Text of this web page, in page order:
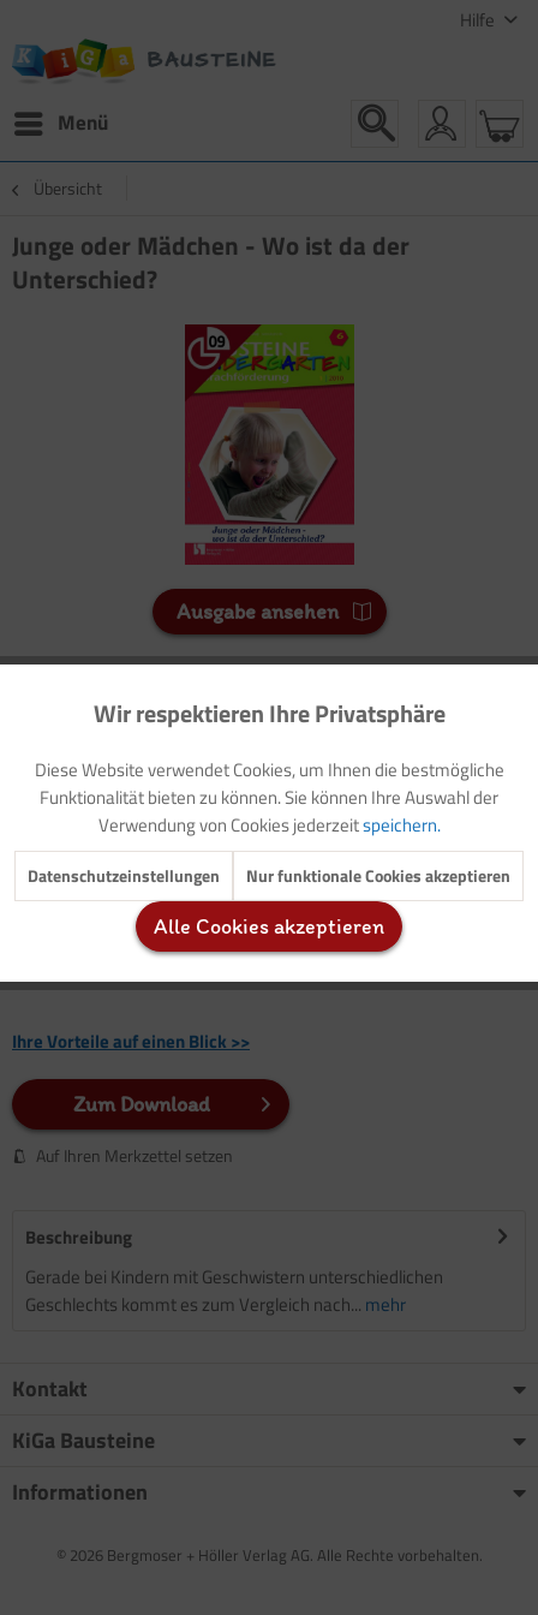
Hilfe
Menü
Übersicht
Junge oder Mädchen - Wo ist da der
Unterschied?
Ausgabe ansehen
Für Sie als Mitglied entspricht dies 1,50 Euro.
Seitenanzahl
Vorwort: Thematische Einführung
Vorlage: Elternbrief
Geschichte (Teil 1 und Teil 2): Eine Mut-Mach-Geschichte für
Mädchen und Jungen
Ihre Vorteile auf einen Blick >>
Zum Download
Auf Ihren Merkzettel setzen
Beschreibung
Gerade bei Kindern mit Geschwistern unterschiedlichen
Geschlechts kommt es zum Vergleich nach... mehr
Kontakt
KiGa Bausteine
Informationen
© 2026 Bergmoser + Höller Verlag AG. Alle Rechte vorbehalten.
Funktionale Aktiv
Marketing Inaktiv
Tracking Inaktiv
Inaktiv
Wir respektieren Ihre Privatsphäre
Diese Website verwendet Cookies, um Ihnen die bestmögliche
Funktionalität bieten zu können. Sie können Ihre Auswahl der
Verwendung von Cookies jederzeitspeichern.
Datenschutzeinstellungen Nur funktionale Cookies akzeptieren
Alle Cookies akzeptieren